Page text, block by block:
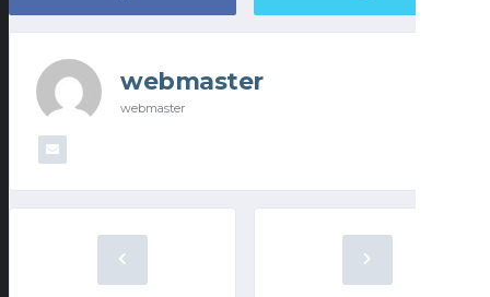
webmaster
webmaster